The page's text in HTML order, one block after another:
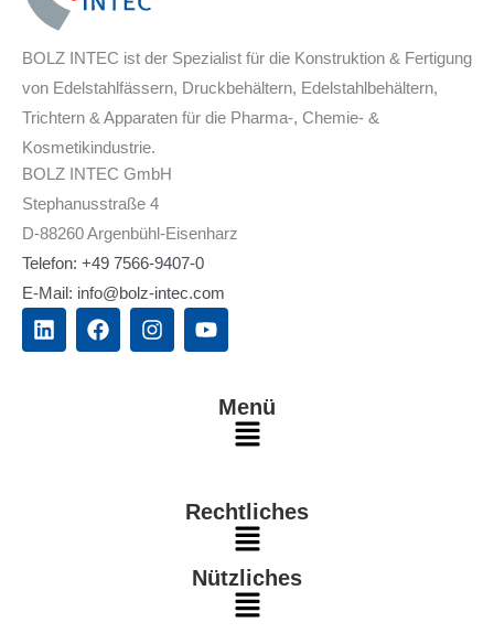
BOLZ INTEC ist der Spezialist für die Konstruktion & Fertigung
von Edelstahlfässern, Druckbehältern, Edelstahlbehältern,
Trichtern & Apparaten für die Pharma-, Chemie- &
Kosmetikindustrie.
BOLZ INTEC GmbH
Stephanusstraße 4
D-88260 Argenbühl-Eisenharz
Telefon: +49 7566-9407-0
E-Mail: info@bolz-intec.com
L
i
F
a
I
n
Y
o
Menü
Main
Rechtliches
Main
Menu
Nützliches
Main